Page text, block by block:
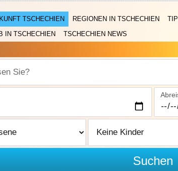
TSCHECHIEN REGIONEN IN TSCHECHIEN
IN TSCHECHIEN
TSCHECHIEN NEWS
Sie?
Suchen